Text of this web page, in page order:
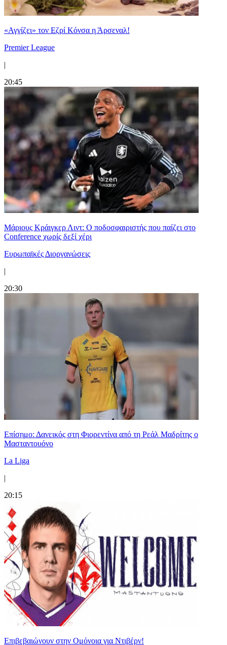
«Αγγίζει» τον Εζρί Κόνσα η Άρσεναλ!
Premier League
|
20:45
Μάριους Κράιγκερ Λιντ: Ο ποδοσφαιριστής που παίζει στο
Conference χωρίς δεξί χέρι
Ευρωπαϊκές Διοργανώσεις
|
20:30
Επίσημο: Δανεικός στη Φιορεντίνα από τη Ρεάλ Μαδρίτης ο
Μασταντουόνο
La Liga
|
20:15
Επιβεβαιώνουν στην Ομόνοια για Ντιβέρν!